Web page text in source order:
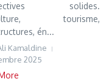
solides.
tourisme,
én...
Kamaldine
2025